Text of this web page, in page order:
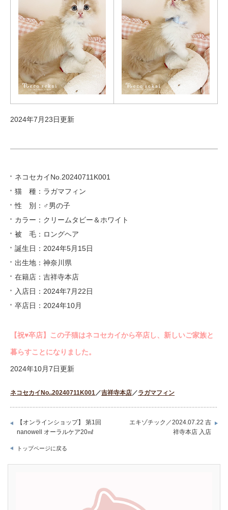
2024年7月23日更新
ネコセカイNo.20240711K001
猫 種：ラガマフィン
性 別：♂男の子
カラー：クリームタビー＆ホワイト
被 毛：ロングヘア
誕生日：2024年5月15日
出生地：神奈川県
在籍店：吉祥寺本店
入店日：2024年7月22日
卒店日：2024年10月
【祝♥︎卒店】この子猫はネコセカイから卒店し、新しいご家族と
暮らすことになりました。
2024年10月7日更新
ネコセカイNo..20240711K001 ／吉祥寺本店 ／ラガマフィン
【オンラインショップ】 第1回
nanowell オーラルケア20㎖
エキゾチック／2024.07.22 吉
祥寺本店 入店
トップページに戻る